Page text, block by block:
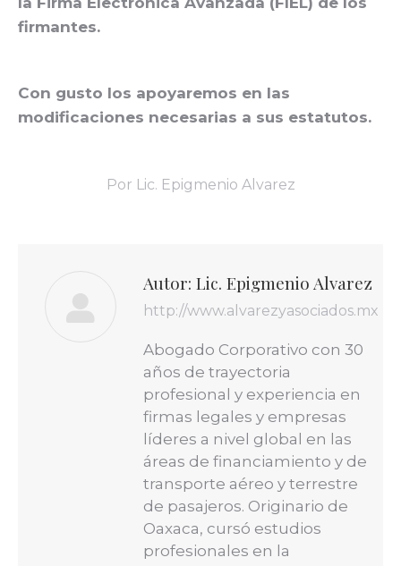
firmantes.
Con gusto los apoyaremos en las
modificaciones necesarias a sus estatutos.
Por Lic. Epigmenio Alvarez
Autor: Lic. Epigmenio Alvarez
http://www.alvarezyasociados.mx
Abogado Corporativo con 30
años de trayectoria
profesional y experiencia en
firmas legales y empresas
líderes a nivel global en las
áreas de financiamiento y de
transporte aéreo y terrestre
de pasajeros. Originario de
Oaxaca, cursó estudios
profesionales en la